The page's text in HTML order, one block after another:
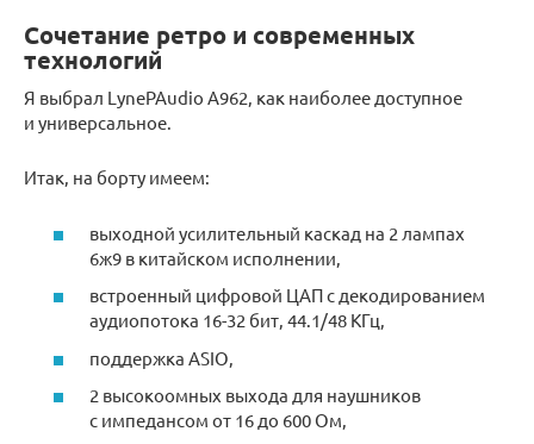
Сочетание ретро и современных
технологий
Я выбрал LynePAudio A962, как наиболее доступное
и универсальное.
Итак, на борту имеем:
выходной усилительный каскад на 2 лампах
6ж9 в китайском исполнении,
встроенный цифровой ЦАП с декодированием
аудиопотока 16-32 бит, 44.1/48 КГц,
поддержка ASIO,
2 высокоомных выхода для наушников
с импедансом от 16 до 600 Ом,